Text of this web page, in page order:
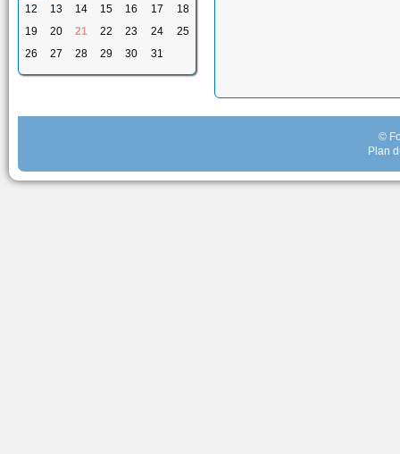
12
13 14 15 16 17
18
19
20 21 22 23 24
25
26
27 28 29 30 31
©
Plan